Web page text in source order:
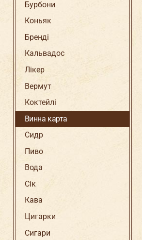
Бурбони
Коньяк
Бренді
Кальвадос
Лікер
Вермут
Коктейлі
Винна карта
Сидр
Пиво
Вода
Сік
Кава
Цигарки
Сигари